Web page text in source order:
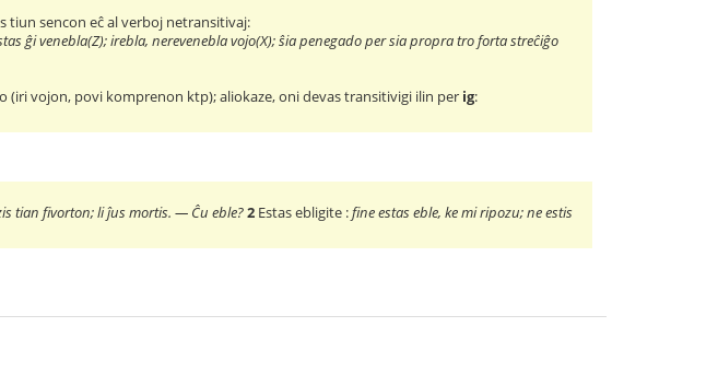
tiun sencon eĉ al verboj netransitivaj:
ĝi venebla(Z); irebla, nerevenebla vojo(X); ŝia penegado per sia propra tro forta streĉiĝo
(iri vojon, povi komprenon ktp); aliokaze, oni devas transitivigi ilin per ig:
tian fivorton; li ĵus mortis. ― Ĉu eble?2 Estas ebligite :fine estas eble, ke mi ripozu; ne estis